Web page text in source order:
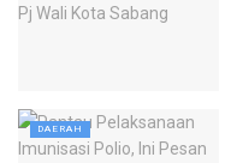
DAERAH